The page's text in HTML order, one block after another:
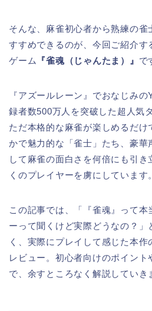
そんな、麻雀初心者から熟練の雀
すすめできるのが、今回ご紹介す
ゲーム
『雀魂（じゃんたま）』 で
『アズールレーン』でおなじみ
録者数500万人を突破した超人気
ただ本格的な麻雀が楽しめるだけ
かで魅力的な「雀士」たち、豪華
して麻雀の面白さを何倍にも引
くのプレイヤーを虜にしています。
この記事では、「『雀魂』って
ーって聞くけど実際どうなの？
く、実際にプレイして感じた本
レビュー。初心者向けのポイント
で、余すところなく解説していき